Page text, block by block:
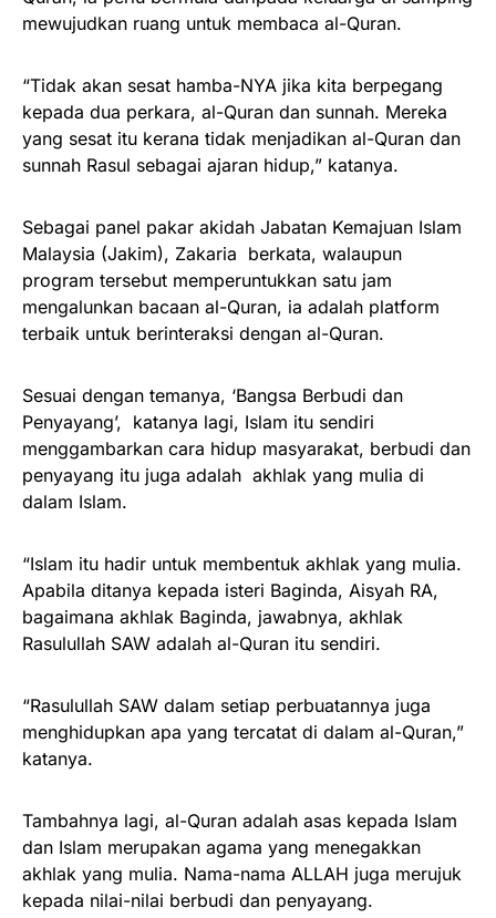
mewujudkan ruang untuk membaca al-Quran.
“Tidak akan sesat hamba-NYA jika kita berpegang
kepada dua perkara, al-Quran dan sunnah. Mereka
yang sesat itu kerana tidak menjadikan al-Quran dan
sunnah Rasul sebagai ajaran hidup,” katanya.
Sebagai panel pakar akidah Jabatan Kemajuan Islam
Malaysia (Jakim), Zakaria berkata, walaupun
program tersebut memperuntukkan satu jam
mengalunkan bacaan al-Quran, ia adalah platform
terbaik untuk berinteraksi dengan al-Quran.
Sesuai dengan temanya, ‘Bangsa Berbudi dan
Penyayang’, katanya lagi, Islam itu sendiri
menggambarkan cara hidup masyarakat, berbudi dan
penyayang itu juga adalah akhlak yang mulia di
dalam Islam.
“Islam itu hadir untuk membentuk akhlak yang mulia.
Apabila ditanya kepada isteri Baginda, Aisyah RA,
bagaimana akhlak Baginda, jawabnya, akhlak
Rasulullah SAW adalah al-Quran itu sendiri.
“Rasulullah SAW dalam setiap perbuatannya juga
menghidupkan apa yang tercatat di dalam al-Quran,”
katanya.
Tambahnya lagi, al-Quran adalah asas kepada Islam
dan Islam merupakan agama yang menegakkan
akhlak yang mulia. Nama-nama ALLAH juga merujuk
kepada nilai-nilai berbudi dan penyayang.